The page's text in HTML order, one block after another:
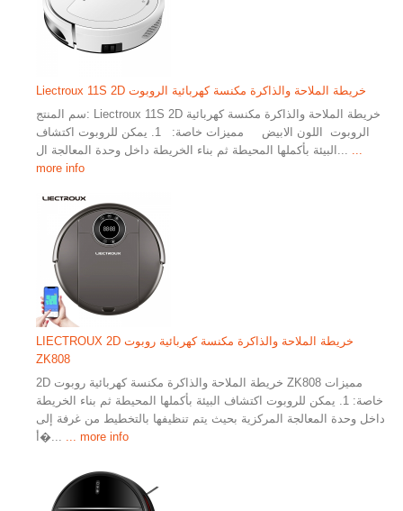
Liectroux 11S 2D خريطة الملاحة والذاكرة مكنسة كهربائية الروبوت
سم المنتج: Liectroux 11S 2D خريطة الملاحة والذاكرة مكنسة كهربائية
الروبوت اللون الابيض مميزات خاصة: 1. يمكن للروبوت اكتشاف
more info
LIECTROUX 2D خريطة الملاحة والذاكرة مكنسة كهربائية روبوت
ZK808
2D خريطة الملاحة والذاكرة مكنسة كهربائية روبوت ZK808 مميزات
خاصة: 1. يمكن للروبوت اكتشاف البيئة بأكملها المحيطة ثم بناء الخريطة
داخل وحدة المعالجة المركزية بحيث يتم تنظيفها بالتخطيط من غرفة إلى
أ�...
... more info